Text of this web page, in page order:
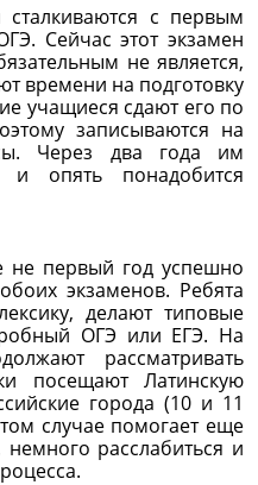
с первым
Сейчас этот экзамен
не является,
времени на подготовку
учащиеся сдают его по
записываются на
Через два года им
и опять понадобится
не первый год успешно
экзаменов. Ребята
делают типовые
ОГЭ или ЕГЭ. На
рассматривать
посещают Латинскую
города (10 и 11
случае помогает еще
немного расслабиться и